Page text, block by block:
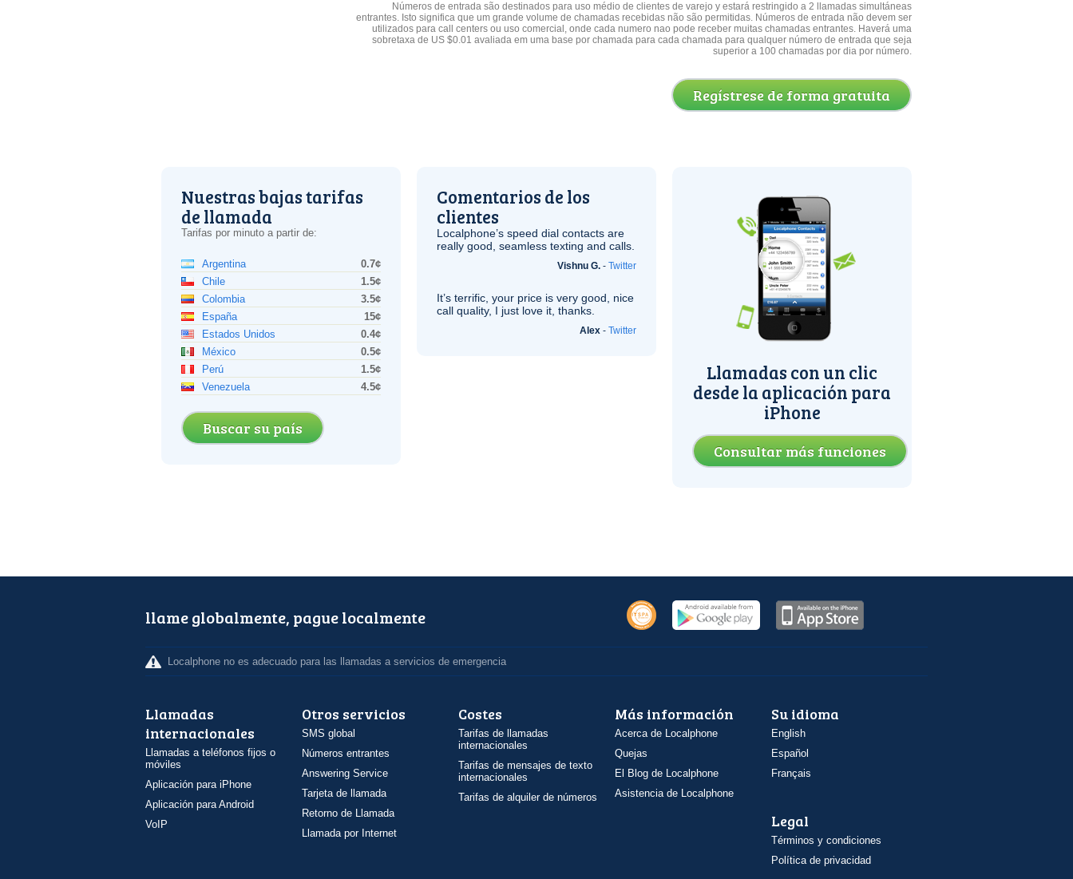
Números de entrada são destinados para uso médio de clientes de varejo y estará restringido a 2 llamadas simultáneas
entrantes. Isto significa que um grande volume de chamadas recebidas não são permitidas. Números de entrada não devem ser
utilizados para call centers ou uso comercial, onde cada numero nao pode receber muitas chamadas entrantes. Haverá uma
sobretaxa de US $0.01 avaliada em uma base por chamada para cada chamada para qualquer número de entrada que seja
superior a 100 chamadas por dia por número.
Regístrese de forma gratuita
Nuestras bajas tarifas
de llamada
Tarifas por minuto a partir de:
Argentina
0.7¢
Chile
1.5¢
Colombia
3.5¢
España
15¢
Estados Unidos
0.4¢
México
0.5¢
Perú
1.5¢
Venezuela
4.5¢
Buscar su país
Comentarios de los
clientes
Localphone’s speed dial contacts are
really good, seamless texting and calls.
Vishnu G. - Twitter
It’s terrific, your price is very good, nice
call quality, I just love it, thanks.
Alex - Twitter
Llamadas con un clic
desde la aplicación para
iPhone
Consultar más funciones
llame globalmente, pague localmente
Localphone no es adecuado para las llamadas a servicios de emergencia
Llamadas
internacionales
Llamadas a teléfonos fijos o
móviles
Aplicación para iPhone
Aplicación para Android
VoIP
Otros servicios
SMS global
Números entrantes
Answering Service
Tarjeta de llamada
Retorno de Llamada
Llamada por Internet
Costes
Tarifas de llamadas
internacionales
Tarifas de mensajes de texto
internacionales
Tarifas de alquiler de números
Más información
Acerca de Localphone
Quejas
El Blog de Localphone
Asistencia de Localphone
Su idioma
English
Español
Français
Legal
Términos y condiciones
Política de privacidad